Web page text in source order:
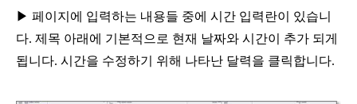
▶ 페이지에 입력하는 내용들 중에 시간 입력란이 있습니
다. 제목 아래에 기본적으로 현재 날짜와 시간이 추가 되게
됩니다. 시간을 수정하기 위해 나타난 달력을 클릭합니다.